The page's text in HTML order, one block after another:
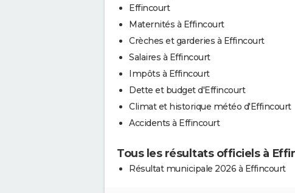
Effincourt
Maternités à Effincourt
Crèches et garderies à Effincourt
Salaires à Effincourt
Impôts à Effincourt
Dette et budget d'Effincourt
Climat et historique météo d'Effincourt
Accidents à Effincourt
Tous les résultats officiels à
Résultat municipale 2026 à Effincourt